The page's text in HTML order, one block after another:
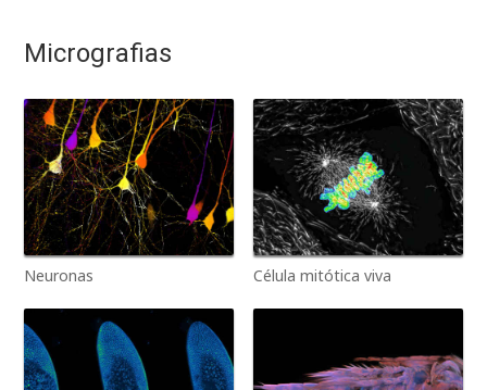
Micrografias
Neuronas Célula mitótica viva